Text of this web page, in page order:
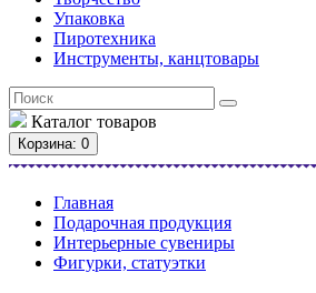
Упаковка
Пиротехника
Инструменты, канцтовары
Каталог товаров
Корзина: 0
Главная
Подарочная продукция
Интерьерные сувениры
Фигурки, статуэтки